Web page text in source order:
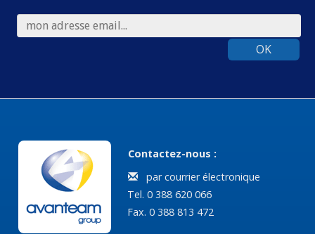
OK
Contactez-nous :
par courrier électronique
Tel. 0 388 620 066
Fax. 0 388 813 472